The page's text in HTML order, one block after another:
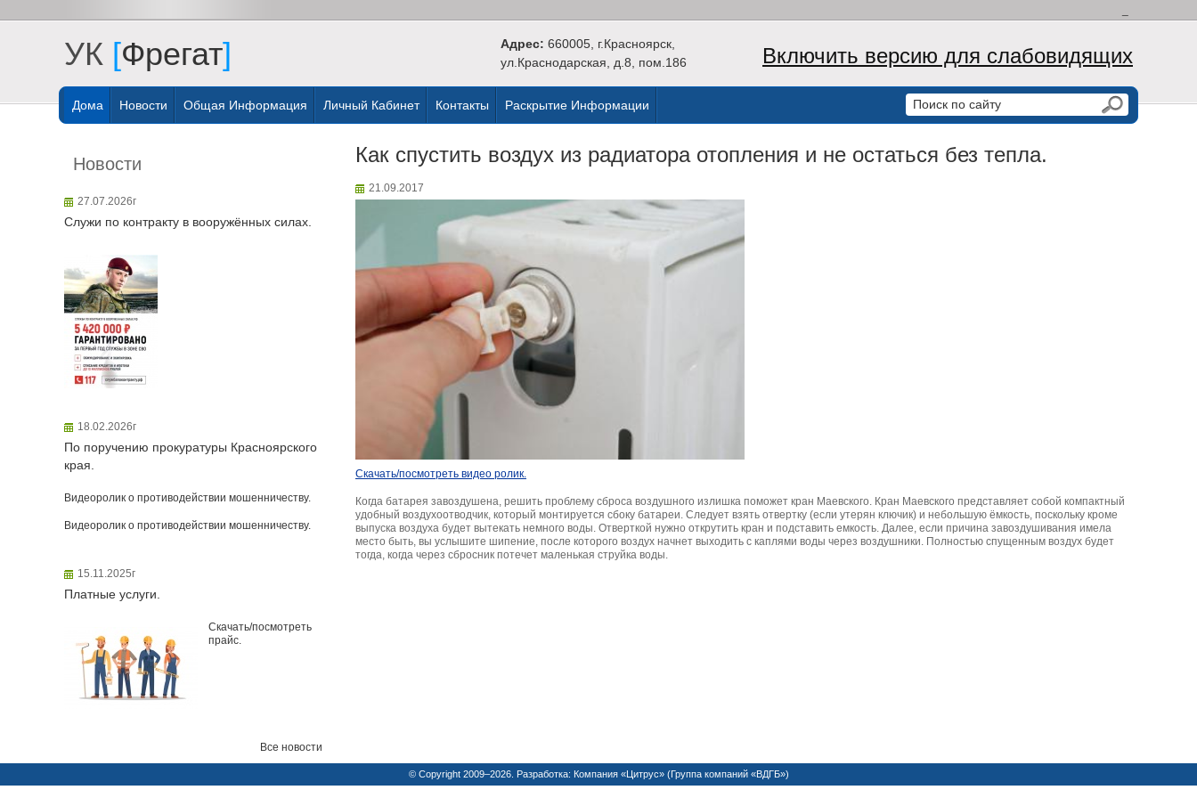
УК [Фрегат] Адрес: 660005, г.Красноярск,
ул.Краснодарская, д.8, пом.186
Включить версию для слабовидящих
Дома Новости Общая Информация Личный Кабинет Контакты Раскрытие Информации
Новости
27.07.2026г
Служи по контракту в вооружённых силах.
18.02.2026г
По поручению прокуратуры Красноярского
края.
Видеоролик о противодействии мошенничеству.
Видеоролик о противодействии мошенничеству.
15.11.2025г
Платные услуги.
Скачать/посмотреть
прайс.
Все новости
Как спустить воздух из радиатора отопления и не остаться без тепла.
21.09.2017
Скачать/посмотреть видео ролик.
Когда батарея завоздушена, решить проблему сброса воздушного излишка поможет кран Маевского. Кран Маевского представляет собой компактный
удобный воздухоотводчик, который монтируется сбоку батареи. Cледует взять отвертку (если утерян ключик) и небольшую ёмкость, поскольку кроме
выпуска воздуха будет вытекать немного воды. Отверткой нужно открутить кран и подставить емкость. Далее, если причина завоздушивания имела
место быть, вы услышите шипение, после которого воздух начнет выходить с каплями воды через воздушники. Полностью спущенным воздух будет
тогда, когда через сбросник потечет маленькая струйка воды.
© Copyright 2009–2026. Разработка: Компания «Цитрус»(Группа компаний «ВДГБ»)